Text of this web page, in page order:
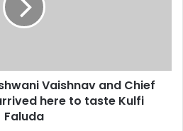
Vaishnav and Chief
here to taste Kulfi
Faluda